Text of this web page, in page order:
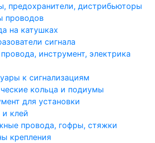
предохранители, дистрибьюторы
проводов
на катушках
сигнала
инструмент, электрика
к сигнализациям
кольца и подиумы
для установки
и клей
провода, гофры, стяжки
крепления